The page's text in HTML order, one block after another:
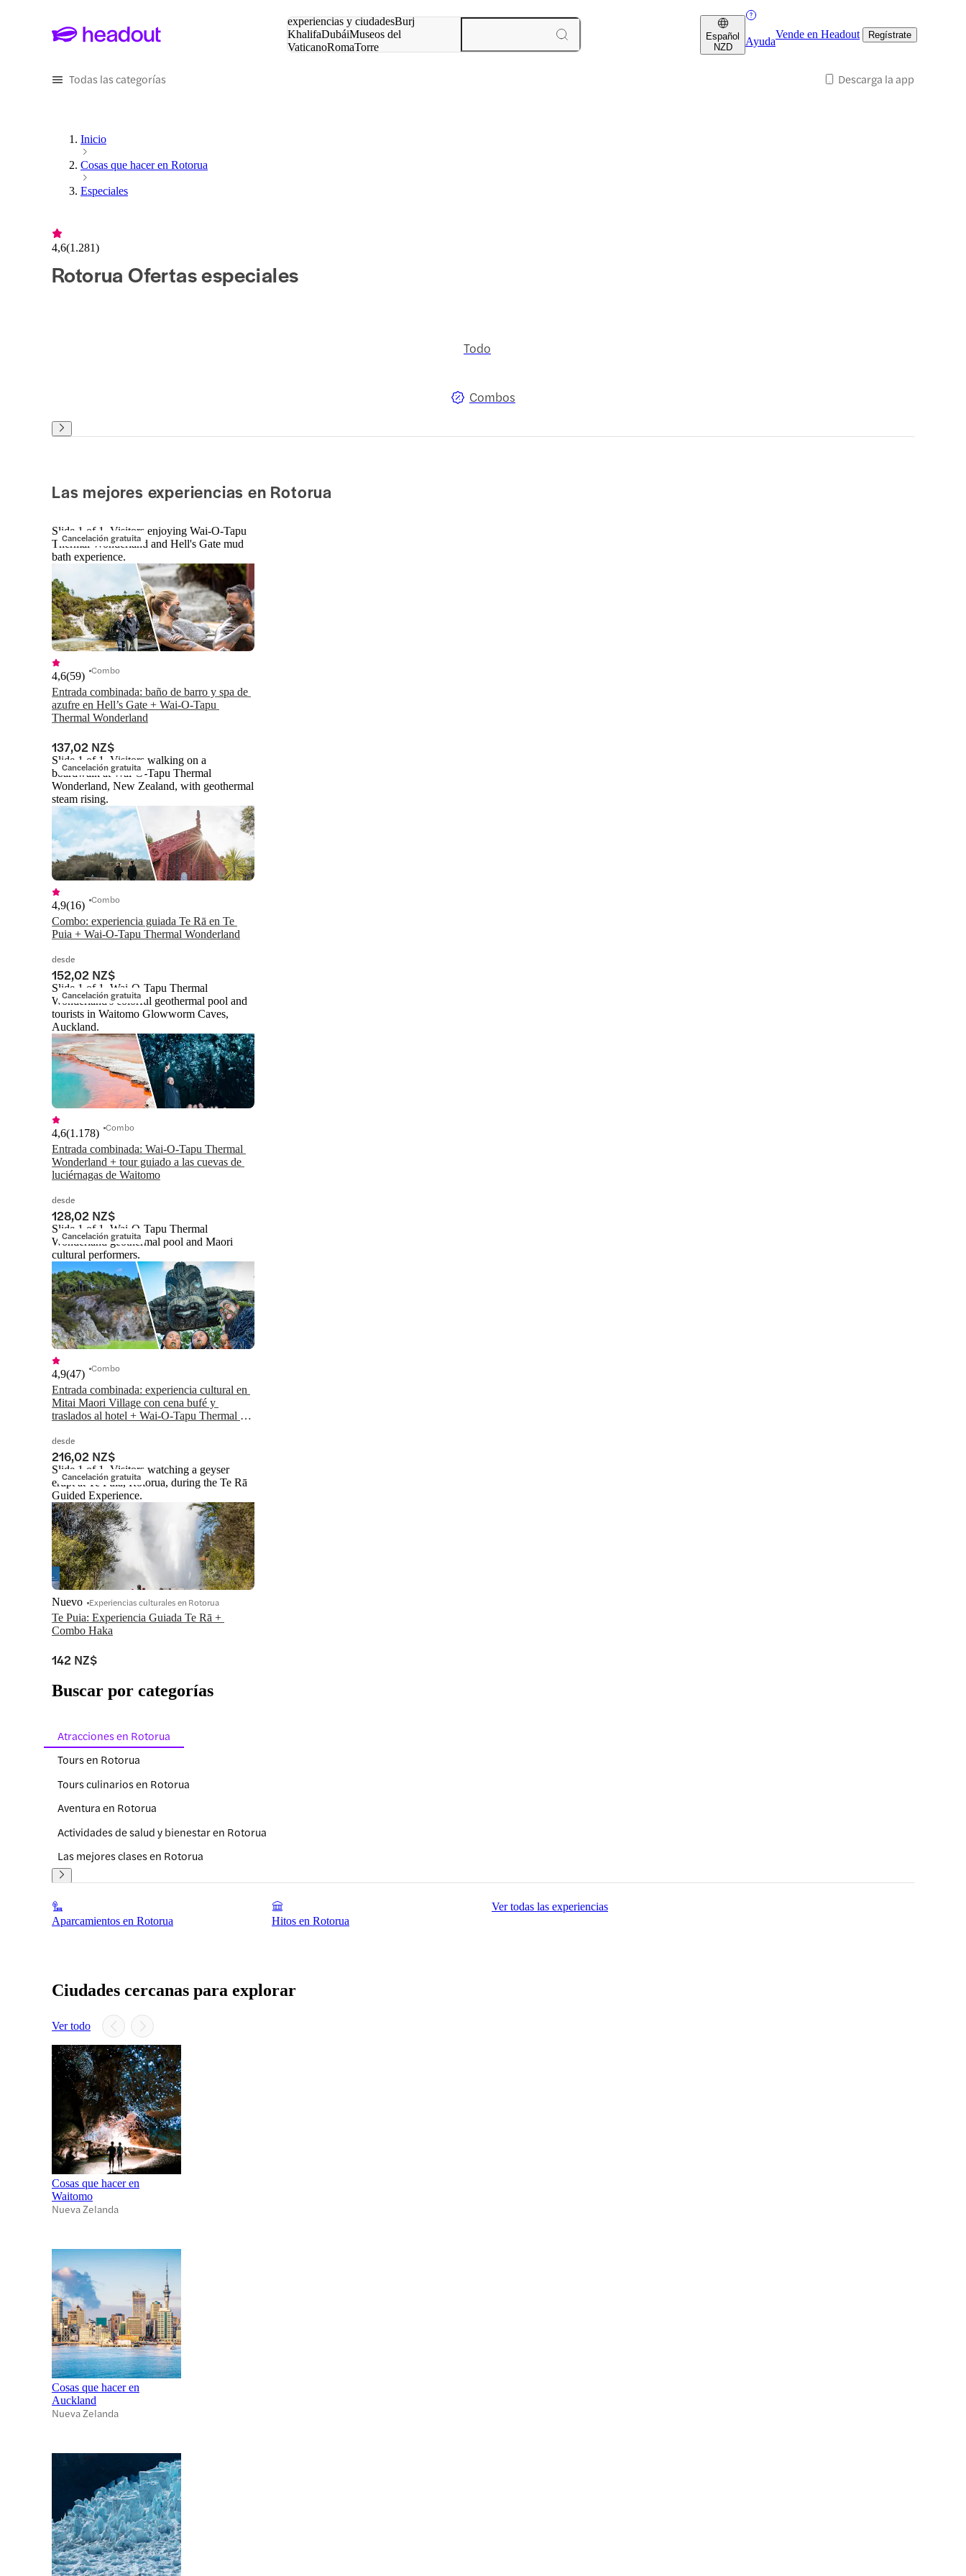
experiencias y ciudadesBurj
KhalifaDubáiMuseos del
VaticanoRomaTorre
Español
NZD
Ayuda
Vende en Headout Regístrate
Todas las categorías Descarga la app
Inicio
Cosas que hacer en Rotorua
Especiales
4,6(1.281)
Rotorua Ofertas especiales
Todo
Combos
Las mejores experiencias en Rotorua
Cancelación gratuita
Slide 1 of 1, Visitors enjoying Wai-O-Tapu
Thermal Wonderland and Hell's Gate mud
bath experience.
Entrada combinada: baño de barro y spa de
azufre en Hell’s Gate + Wai-O-Tapu
Thermal Wonderland
4,6(59) Combo
137,02 NZ$
Cancelación gratuita
Slide 1 of 1, Visitors walking on a
boardwalk at Wai-O-Tapu Thermal
Wonderland, New Zealand, with geothermal
steam rising.
Combo: experiencia guiada Te Rā en Te
Puia + Wai-O-Tapu Thermal Wonderland
4,9(16) Combo
desde
152,02 NZ$
Cancelación gratuita
Slide 1 of 1, Wai-O-Tapu Thermal
Wonderland's colorful geothermal pool and
tourists in Waitomo Glowworm Caves,
Auckland.
Entrada combinada: Wai-O-Tapu Thermal
Wonderland + tour guiado a las cuevas de
luciérnagas de Waitomo
4,6(1.178) Combo
desde
128,02 NZ$
Cancelación gratuita
Slide 1 of 1, Wai-O-Tapu Thermal
Wonderland geothermal pool and Maori
cultural performers.
Entrada combinada: experiencia cultural en
Mitai Maori Village con cena bufé y
traslados al hotel + Wai-O-Tapu Thermal
4,9(47) Combo
desde
216,02 NZ$
Cancelación gratuita
Slide 1 of 1, Visitors watching a geyser
erupt at Te Puia, Rotorua, during the Te Rā
Guided Experience.
Te Puia: Experiencia Guiada Te Rā +
Combo Haka
Nuevo Experiencias culturales en Rotorua
142 NZ$
Buscar por categorías
Atracciones en Rotorua
Tours en Rotorua
Tours culinarios en Rotorua
Aventura en Rotorua
Actividades de salud y bienestar en Rotorua
Las mejores clases en Rotorua
Aparcamientos en Rotorua Hitos en Rotorua
Ver todas las experiencias
Ciudades cercanas para explorar
Ver todo
Cosas que hacer en
Waitomo
Nueva Zelanda
Cosas que hacer en
Auckland
Nueva Zelanda